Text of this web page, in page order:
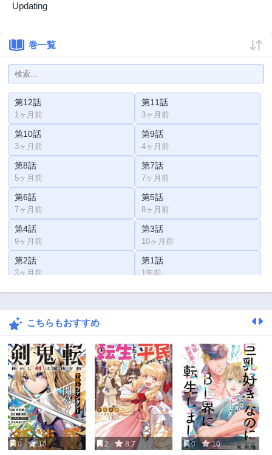
Updating
巻一覧
第12話
1ヶ月前
第11話
3ヶ月前
第10話
3ヶ月前
第9話
4ヶ月前
第8話
5ヶ月前
第7話
7ヶ月前
第6話
7ヶ月前
第5話
8ヶ月前
第4話
9ヶ月前
第3話
10ヶ月前
第2話
3ヶ月前
第1話
1年前
こちらもおすすめ
0 10 2 8.7 0 10